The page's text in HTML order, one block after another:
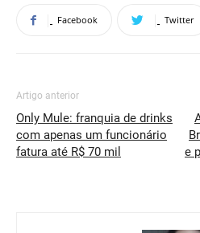
Facebook Twitter
Artigo anterior
Only Mule: franquia de drinks
com apenas um funcionário
fatura até R$ 70 mil
e